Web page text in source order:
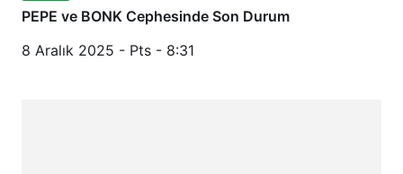
PEPE ve BONK Cephesinde Son Durum
8 Aralık 2025 - Pts - 8:31